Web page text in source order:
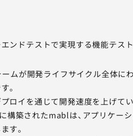
ンドテストで実現する機能テス
ムが開発ライフサイクル全体
。
ロイを通じて開発速度を上げて
に構築されたmablは、アプリケ
す。